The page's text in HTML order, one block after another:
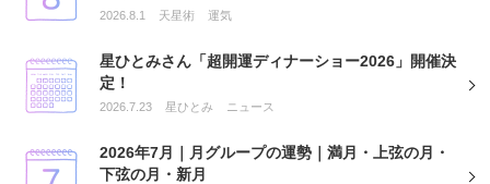
2026.8.1 天星術 運気
星ひとみさん「超開運ディナーショー2026」開催決
定！
2026.7.23 星ひとみ ニュース
2026年7月｜月グループの運勢｜満月・上弦の月・
下弦の月・新月